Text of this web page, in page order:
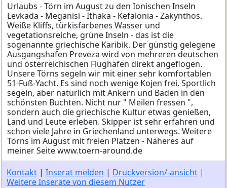
Urlaubs - Törn im August zu den Ionischen Inseln
Levkada - Meganisi - Ithaka - Kefalonia - Zakynthos.
Weiße Kliffs, türkisfarbenes Wasser und
vegetationsreiche, grüne Inseln - das ist die
sogenannte griechische Karibik. Der günstig gelegene
Ausgangshafen Preveza wird von mehreren deutschen
und österreichischen Flughäfen direkt angeflogen.
Unsere Törns segeln wir mit einer sehr komfortablen
51-Fuß-Yacht. Es sind noch wenige Kojen frei. Sportlich
segeln, aber natürlich mit Ankern und Baden in den
schönsten Buchten. Nicht nur " Meilen fressen ",
sondern auch die griechische Kultur etwas genießen,
Land und Leute erleben. Skipper ist sehr erfahren und
schon viele Jahre in Griechenland unterwegs. Weitere
Törns im August mit freien Plätzen - Näheres auf
meiner Seite www.toern-around.de
Kontakt | Inserat melden | Druckversion/-ansicht |
Weitere Inserate von diesem Nutzer